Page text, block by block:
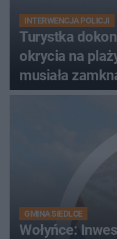
INTERWENCJA POLICJI
Turystka
okrycia na
musiała
GMINA SIEDLCE
Wołyńce: